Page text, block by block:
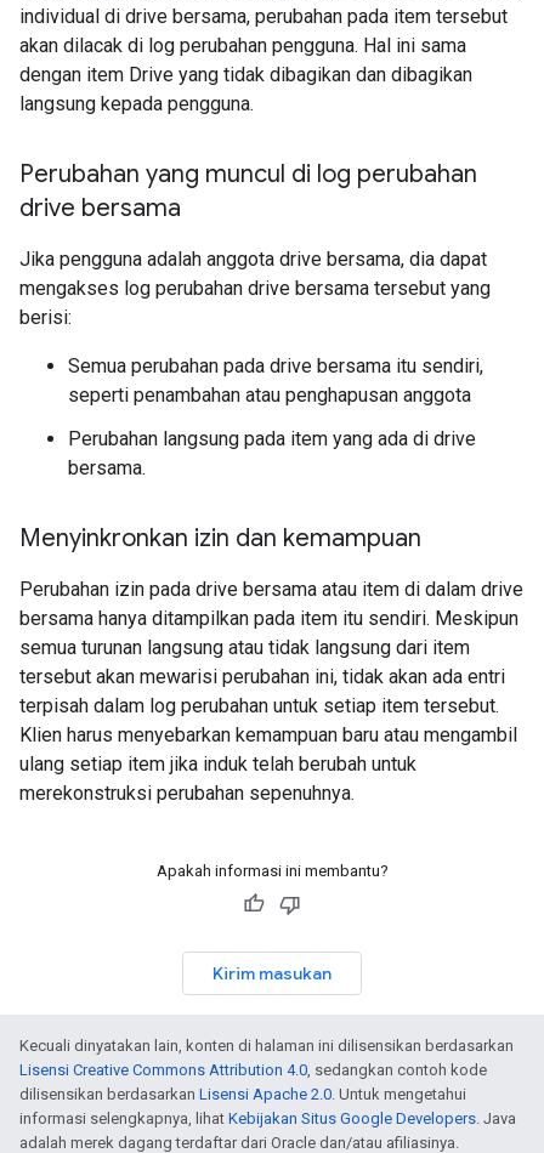
individual di drive bersama, perubahan pada item tersebut
akan dilacak di log perubahan pengguna. Hal ini sama
dengan item Drive yang tidak dibagikan dan dibagikan
langsung kepada pengguna.
Perubahan yang muncul di log perubahan
drive bersama
Jika pengguna adalah anggota drive bersama, dia dapat
mengakses log perubahan drive bersama tersebut yang
berisi:
Semua perubahan pada drive bersama itu sendiri,
seperti penambahan atau penghapusan anggota
Perubahan langsung pada item yang ada di drive
bersama.
Menyinkronkan izin dan kemampuan
Perubahan izin pada drive bersama atau item di dalam drive
bersama hanya ditampilkan pada item itu sendiri. Meskipun
semua turunan langsung atau tidak langsung dari item
tersebut akan mewarisi perubahan ini, tidak akan ada entri
terpisah dalam log perubahan untuk setiap item tersebut.
Klien harus menyebarkan kemampuan baru atau mengambil
ulang setiap item jika induk telah berubah untuk
merekonstruksi perubahan sepenuhnya.
Apakah informasi ini membantu?
Kirim masukan
Kecuali dinyatakan lain, konten di halaman ini dilisensikan berdasarkan
Lisensi Creative Commons Attribution 4.0, sedangkan contoh kode
dilisensikan berdasarkan Lisensi Apache 2.0. Untuk mengetahui
informasi selengkapnya, lihat Kebijakan Situs Google Developers. Java
adalah merek dagang terdaftar dari Oracle dan/atau afiliasinya.